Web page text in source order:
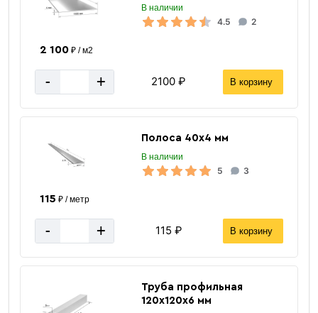
В наличии
4.5 2
2 100₽ / м2
- + 2100 ₽ В корзину
Полоса 40х4 мм
В наличии
5 3
115 ₽ / метр
- + 115 ₽ В корзину
Труба профильная
120х120х6 мм
Длина балки
Масса 1 п/м кг.
ГОСТ
20 Ш1
Страна производства Россия
Толщина полки